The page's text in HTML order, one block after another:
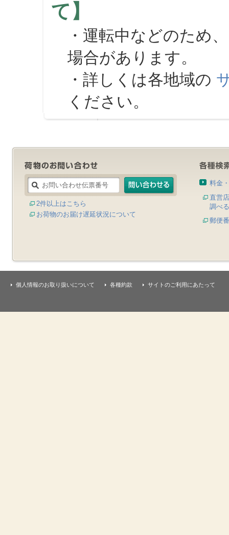
て】
・運転中などのため
場合があります。
・詳しくは各地域の
ください。
2件以上はこちら
お荷物のお届け遅延状況について
料金
直営
調べる
郵便
個人情報のお取り扱いについて 各種約款 サイトのご利用にあたって